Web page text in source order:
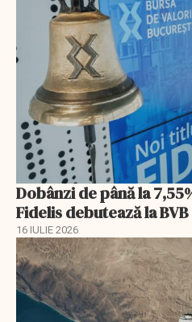
Dobânzi de până la
Fidelis debutează la BVB
16 IULIE 2026